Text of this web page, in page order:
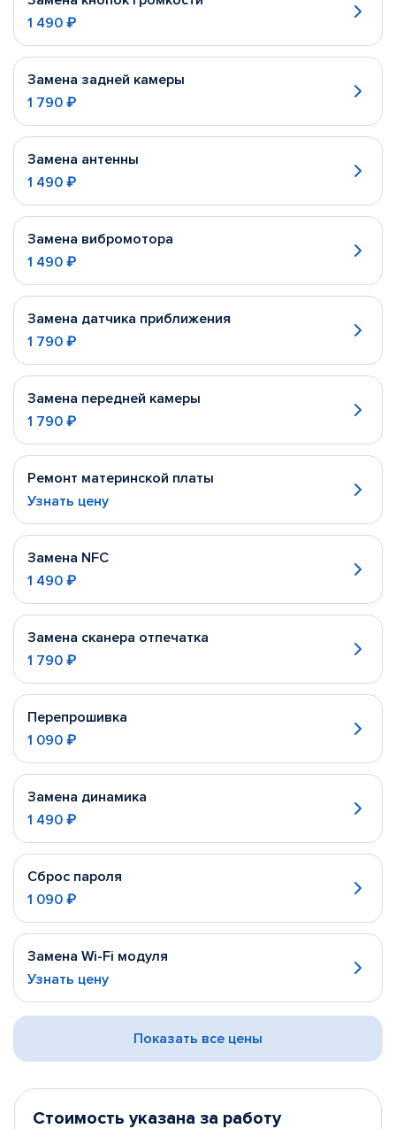
1 490 ₽
Замена задней камеры
1 790 ₽
Замена антенны
1 490 ₽
Замена вибромотора
1 490 ₽
Замена датчика приближения
1 790 ₽
Замена передней камеры
1 790 ₽
Ремонт материнской платы
Узнать цену
Замена NFC
1 490 ₽
Замена сканера отпечатка
1 790 ₽
Перепрошивка
1 090 ₽
Замена динамика
1 490 ₽
Сброс пароля
1 090 ₽
Замена Wi-Fi модуля
Узнать цену
Показать все цены
Стоимость указана за работу